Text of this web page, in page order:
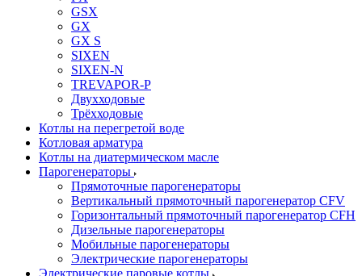
GSX
GX
GX S
SIXEN
SIXEN-N
TREVAPOR-P
Двухходовые
Трёхходовые
Котлы на перегретой воде
Котловая арматура
Котлы на диатермическом масле
Парогенераторы
Прямоточные парогенераторы
Вертикальный прямоточный парогенератор CFV
Горизонтальный прямоточный парогенератор CFH
Дизельные парогенераторы
Мобильные парогенераторы
Электрические парогенераторы
Электрические паровые котлы